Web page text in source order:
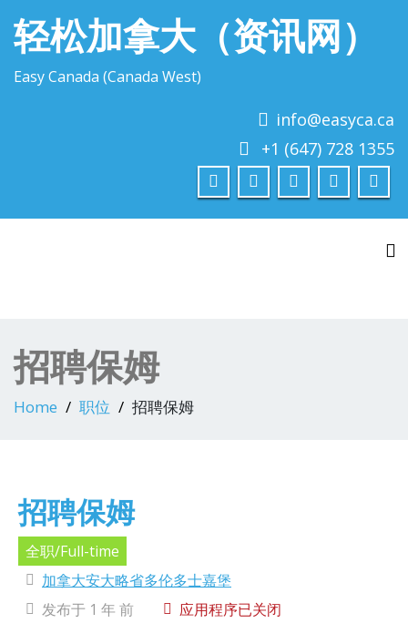
轻松加拿大（资讯网）
Easy Canada (Canada West)
info@easyca.ca
+1 (647) 728 1355
招聘保姆
Home 职位 招聘保姆
招聘保姆
全职/Full-time
加拿大安大略省多伦多士嘉堡
发布于 1 年 前
应用程序已关闭